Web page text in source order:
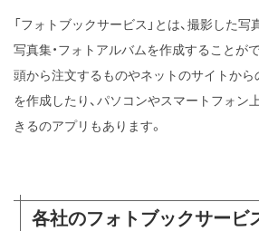
「フォトブックサービス」とは、撮影した
写真集・フォトアルバムを作成することが
頭から注文するものやネットのサイトから
を作成したり、パソコンやスマートフォン
きるのアプリもあります。
各社のフォトブックサービ